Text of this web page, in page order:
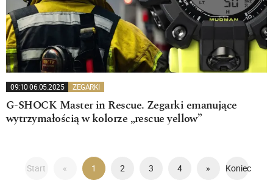
09:10 06.05.2025 ZEGARKI
G-SHOCK Master in Rescue. Zegarki emanujące
wytrzymałością w kolorze „rescue yellow”
Start « 1 2 3 4 » Koniec